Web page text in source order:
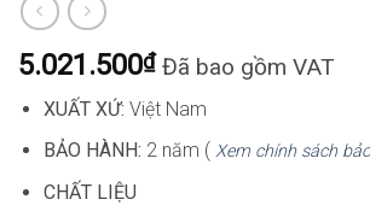
5.021.500₫ Đã bao gồm VAT
XUẤT XỨ: Việt Nam
BẢO HÀNH: 2 năm ( Xem chính sách
CHẤT LIỆU